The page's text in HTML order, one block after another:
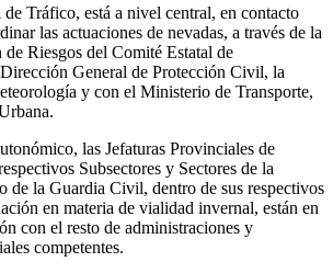
Tráfico, está a nivel central, en contacto
las actuaciones de nevadas, a través de la
Riesgos del Comité Estatal de
General de Protección Civil, la
y con el Ministerio de Transporte,
las Jefaturas Provinciales de
Subsectores y Sectores de la
de la Guardia Civil, dentro de sus respectivos
en materia de vialidad invernal, están en
con el resto de administraciones y
competentes.